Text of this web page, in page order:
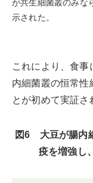
が共生細菌叢のみな
示された。
これにより、食
内細菌叢の恒常性
とが初めて実証さ
図6 大豆が腸内
疫を増強し